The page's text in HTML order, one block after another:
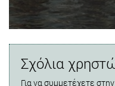
Σχόλια
Για να συμμετέχετε